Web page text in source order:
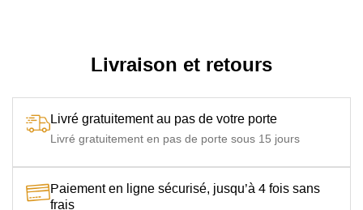
composition du brûleur : Diam. 30.5cm, calibre 16,
inox 304, Puissance calorifique maximum : 13.2 KW,
automatique de sécurité
Livraison et retours
Livré gratuitement au pas de votre porte
Livré gratuitement en pas de porte sous 15 jours
Paiement en ligne sécurisé, jusqu’à 4 fois sans
frais